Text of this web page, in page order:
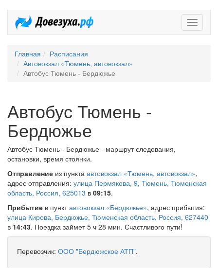
Главная
Расписания
Автовокзал «Тюмень, автовокзал»
Автобус Тюмень - Бердюжье
Автобус Тюмень -
Бердюжье
Автобус Тюмень - Бердюжье - маршрут следования,
остановки, время стоянки.
Отправление из пункта автовокзал «Тюмень, автовокзал»,
адрес отправления: улица Пермякова, 9, Тюмень, Тюменская
область, Россия, 625013 в 09:15.
Прибытие в пунктавтовокзал «Бердюжье», адрес прибытия:
улица Кирова, Бердюжье, Тюменская область, Россия, 627440
в 14:43. Поездка займет 5 ч 28 мин. Счастливого пути!
Перевозчик: ООО "Бердюжское АТП".